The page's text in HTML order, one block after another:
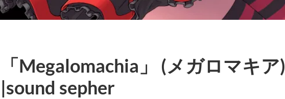
「Megalomachia」 (メガロマキア)
|sound sepher